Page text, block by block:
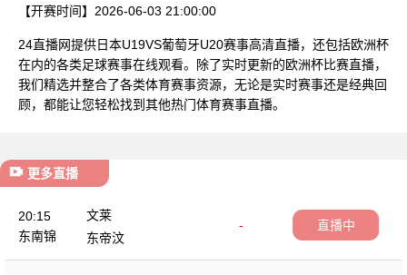
【开赛时间】 2026-06-03 21:00:00
24直播网提供日本U19VS葡萄牙U20赛事高清直播，还包括欧洲杯
在内的各类足球赛事在线观看。除了实时更新的欧洲杯比赛直播，
我们精选并整合了各类体育赛事资源，无论是实时赛事还是经典回
顾，都能让您轻松找到其他热门体育赛事直播。
更多直播
20:15
东南锦
文莱
-
东帝汶
直播中